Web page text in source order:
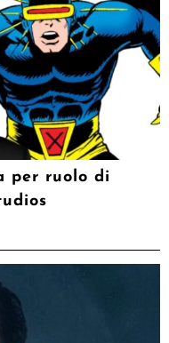
per ruolo di